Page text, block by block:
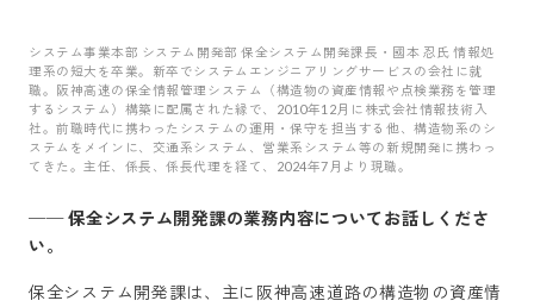
システム事業本部 システム開発部 保全システム開発課長・國本 忍氏 情報処
理系の短大を卒業。新卒でシステムエンジニアリングサービスの会社に就
職。阪神高速の保全情報管理システム（構造物の資産情報や点検業務を管理
するシステム）構築に配属された縁で、2010年12月に株式会社情報技術入
社。前職時代に携わったシステムの運用・保守を担当する他、構造物系のシ
ステムをメインに、交通系システム、営業系システム等の新規開発に携わっ
てきた。主任、係長、係長代理を経て、2024年7月より現職。
──保全システム開発課の業務内容についてお話しくださ
い。
保全システム開発課は、主に阪神高速道路の構造物の資産情